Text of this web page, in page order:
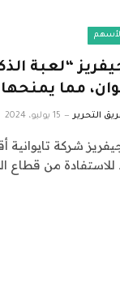
“لعبة
مما يمنحها
التحرير 15 يوليو، 2024
شركة
من قطاع